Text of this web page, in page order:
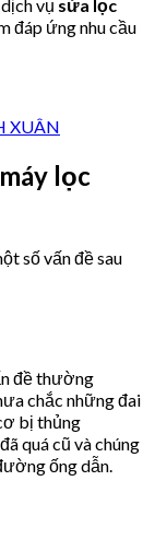
vụ sửa lọc
đáp ứng nhu cầu
XUÂN
lọc
số vấn đề sau
đề thường
chắc những đai
bị thủng
quá cũ và chúng
ống dẫn.